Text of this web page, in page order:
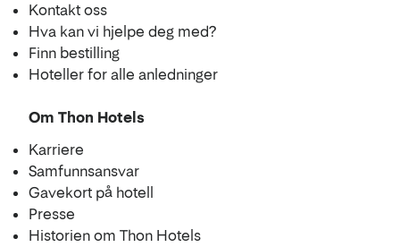
Kontakt oss
Hva kan vi hjelpe deg med?
Finn bestilling
Hoteller for alle anledninger
Om Thon Hotels
Karriere
Samfunnsansvar
Gavekort på hotell
Presse
Historien om Thon Hotels